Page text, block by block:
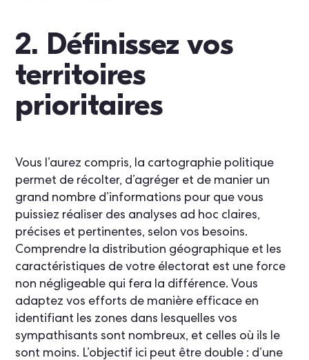
2. Définissez vos
territoires
prioritaires
Vous l’aurez compris, la cartographie politique
permet de récolter, d’agréger et de manier un
grand nombre d’informations pour que vous
puissiez réaliser des analyses ad hoc claires,
précises et pertinentes, selon vos besoins.
Comprendre la distribution géographique et les
caractéristiques de votre électorat est une force
non négligeable qui fera la différence. Vous
adaptez vos efforts de manière efficace en
identifiant les zones dans lesquelles vos
sympathisants sont nombreux, et celles où ils le
sont moins. L’objectif ici peut être double : d’une